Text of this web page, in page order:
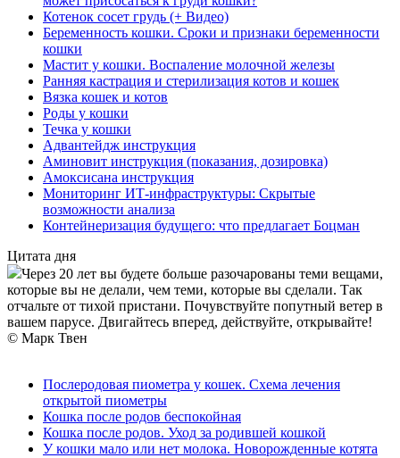
Котенок сосет грудь (+ Видео)
Беременность кошки. Сроки и признаки беременности
кошки
Мастит у кошки. Воспаление молочной железы
Ранняя кастрация и стерилизация котов и кошек
Вязка кошек и котов
Роды у кошки
Течка у кошки
Адвантейдж инструкция
Аминовит инструкция (показания, дозировка)
Амоксисана инструкция
Мониторинг ИТ-инфраструктуры: Скрытые
возможности анализа
Контейнеризация будущего: что предлагает Боцман
Цитата дня
Через 20 лет вы будете больше разочарованы теми вещами,
которые вы не делали, чем теми, которые вы сделали. Так
отчальте от тихой пристани. Почувствуйте попутный ветер в
вашем парусе. Двигайтесь вперед, действуйте, открывайте!
© Марк Твен
Послеродовая пиометра у кошек. Схема лечения
открытой пиометры
Кошка после родов беспокойная
Кошка после родов. Уход за родившей кошкой
У кошки мало или нет молока. Новорожденные котята